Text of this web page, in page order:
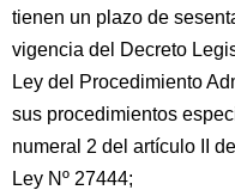
tienen un plazo de
vigencia del Decreto
Ley del Procedimiento
sus procedimientos
numeral 2 del artículo II
Ley Nº 27444;